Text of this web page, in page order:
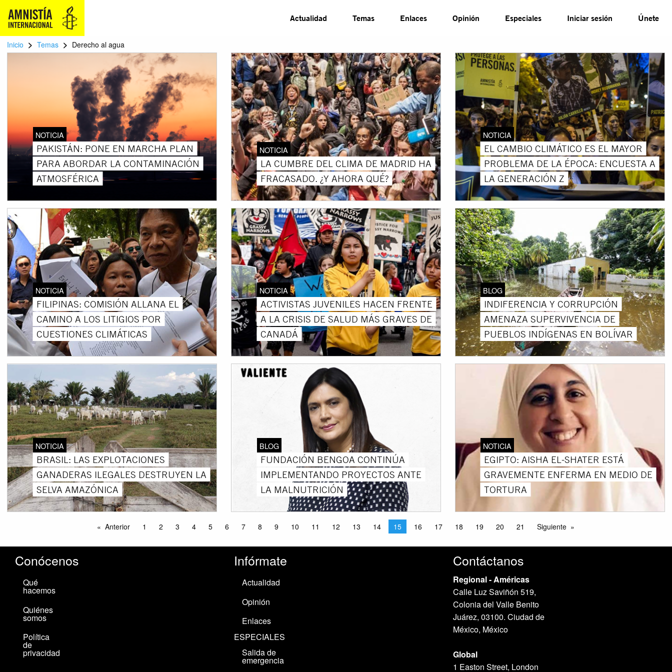
Actualidad Temas Enlaces Opinión Especiales Iniciar sesión Únete
Inicio > Temas > Derecho al agua
NOTICIA
PAKISTÁN: PONE EN MARCHA PLAN
PARA ABORDAR LA CONTAMINACIÓN
ATMOSFÉRICA
NOTICIA
LA CUMBRE DEL CLIMA DE MADRID HA
FRACASADO. ¿Y AHORA QUÉ?
NOTICIA
EL CAMBIO CLIMÁTICO ES EL MAYOR
PROBLEMA DE LA ÉPOCA: ENCUESTA A
LA GENERACIÓN Z
NOTICIA
FILIPINAS: COMISIÓN ALLANA EL
CAMINO A LOS LITIGIOS POR
CUESTIONES CLIMÁTICAS
NOTICIA
ACTIVISTAS JUVENILES HACEN FRENTE
A LA CRISIS DE SALUD MÁS GRAVES DE
CANADÁ
BLOG
INDIFERENCIA Y CORRUPCIÓN
AMENAZA SUPERVIVENCIA DE
PUEBLOS INDÍGENAS EN BOLÍVAR
NOTICIA
BRASIL: LAS EXPLOTACIONES
GANADERAS ILEGALES DESTRUYEN LA
SELVA AMAZÓNICA
BLOG
FUNDACIÓN BENGOA CONTINÚA
IMPLEMENTANDO PROYECTOS ANTE
LA MALNUTRICIÓN
NOTICIA
EGIPTO: AISHA EL-SHATER ESTÁ
GRAVEMENTE ENFERMA EN MEDIO DE
TORTURA
Anterior 1 2 3 4 5 6 7 8 9 10 11 12 13 14 15 16 17 18 19 20 21 Siguiente
Conócenos
Qué
hacemos
Quiénes
somos
Política
de
privacidad
Infórmate
Actualidad
Opinión
Enlaces
ESPECIALES
Salida de
emergencia
Contáctanos
Regional - Américas
Calle Luz Saviñón 519,
Colonia del Valle Benito
Juárez, 03100. Ciudad de
México, México
Global
1 Easton Street, London